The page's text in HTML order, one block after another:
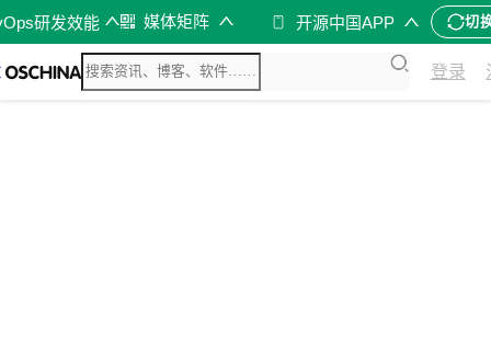
研发效能 媒体矩阵 开源中国APP 切
登录